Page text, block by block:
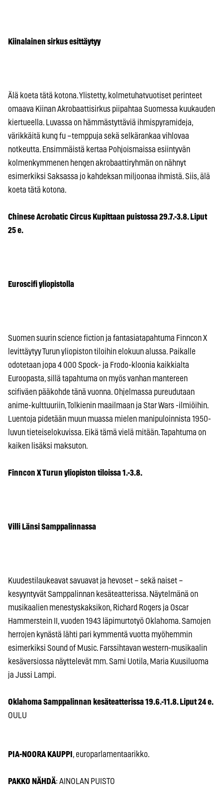
Kiinalainen sirkus esittäytyy
Älä koeta tätä kotona. Ylistetty, kolmetuhatvuotiset perinteet
omaava Kiinan Akrobaattisirkus piipahtaa Suomessa kuukauden
kiertueella. Luvassa on hämmästyttäviä ihmispyramideja,
värikkäitä kung fu –temppuja sekä selkärankaa vihlovaa
notkeutta. Ensimmäistä kertaa Pohjoismaissa esiintyvän
kolmenkymmenen hengen akrobaattiryhmän on nähnyt
esimerkiksi Saksassa jo kahdeksan miljoonaa ihmistä. Siis, älä
koeta tätä kotona.
Chinese Acrobatic Circus Kupittaan puistossa 29.7.-3.8. Liput
25 e.
Euroscifi yliopistolla
Suomen suurin science fiction ja fantasiatapahtuma Finncon X
levittäytyy Turun yliopiston tiloihin elokuun alussa. Paikalle
odotetaan jopa 4 000 Spock- ja Frodo-kloonia kaikkialta
Euroopasta, sillä tapahtuma on myös vanhan mantereen
scifiväen pääkohde tänä vuonna. Ohjelmassa pureudutaan
anime-kulttuuriin, Tolkienin maailmaan ja Star Wars -ilmiöihin.
Luentoja pidetään muun muassa mielen manipuloinnista 1950-
luvun tieteiselokuvissa. Eikä tämä vielä mitään. Tapahtuma on
kaiken lisäksi maksuton.
Finncon X Turun yliopiston tiloissa 1.-3.8.
Villi Länsi Samppalinnassa
Kuudestilaukeavat savuavat ja hevoset – sekä naiset –
kesyyntyvät Samppalinnan kesäteatterissa. Näytelmänä on
musikaalien menestyskaksikon, Richard Rogers ja Oscar
Hammerstein II, vuoden 1943 läpimurtotyö Oklahoma. Samojen
herrojen kynästä lähti pari kymmentä vuotta myöhemmin
esimerkiksi Sound of Music. Farssihtavan western-musikaalin
kesäversiossa näyttelevät mm. Sami Uotila, Maria Kuusiluoma
ja Jussi Lampi.
Oklahoma Samppalinnan kesäteatterissa 19.6.-11.8. Liput 24 e.
OULU
PIA-NOORA KAUPPI , europarlamentaarikko.
PAKKO NÄHDÄ: AINOLAN PUISTO